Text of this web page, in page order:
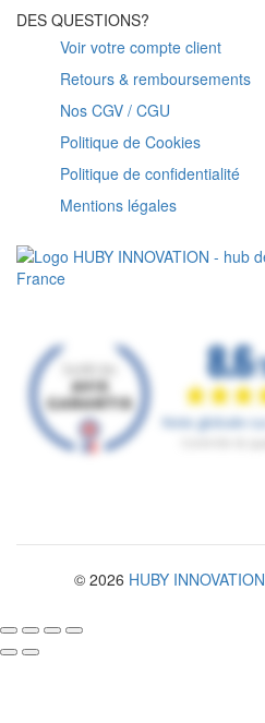
DES QUESTIONS?
Voir votre compte client
Retours & remboursements
Nos CGV / CGU
Politique de Cookies
Politique de confidentialité
Mentions légales
© 2026 HUBY INNOVATION